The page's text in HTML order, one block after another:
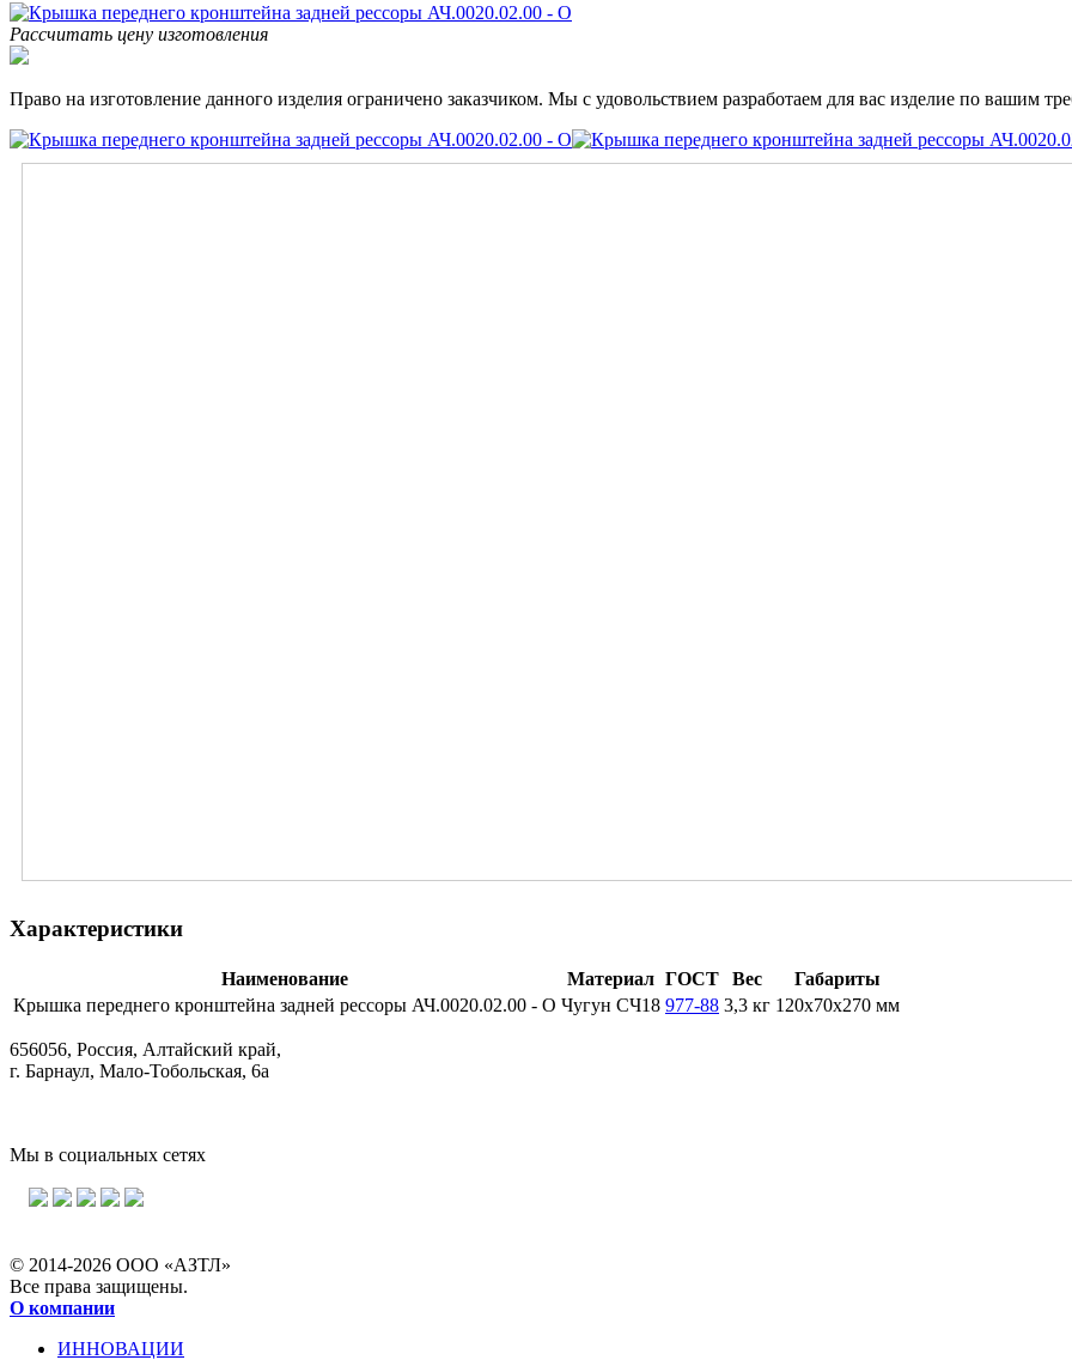
Рассчитать цену изготовления
Право на изготовление данного изделия ограничено заказчиком. Мы с удовольствием разработаем для вас изделие по вашим
Характеристики
Наименование Материал ГОСТ Вес
Габариты
Крышка переднего кронштейна задней рессоры АЧ.0020.02.00 - О Чугун СЧ18 977-88 3,3 кг 120x70x270 мм
656056, Россия, Алтайский край,
г. Барнаул, Мало-Тобольская, 6а
Мы в социальных сетях
© 2014-2026 ООО «АЗТЛ»
Все права защищены.
О компании
ИННОВАЦИИ